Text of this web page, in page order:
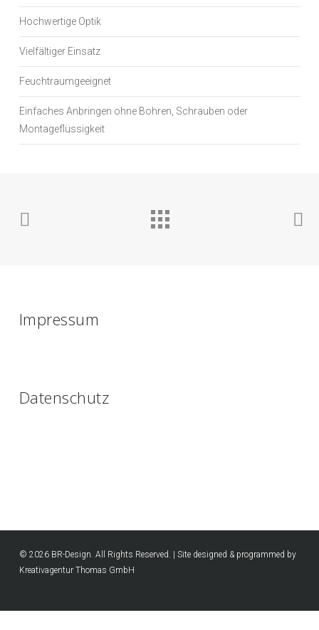
Hochwertige Optik
Vielfältiger Einsatz
Feuchtraumgeeignet
Einfaches Anbringen ohne Bohren, Schrauben oder
Montageflüssigkeit
Impressum
Datenschutz
© 2026 BR-Design. All Rights Reserved. | Site designed & programmed by
Kreativagentur Thomas GmbH